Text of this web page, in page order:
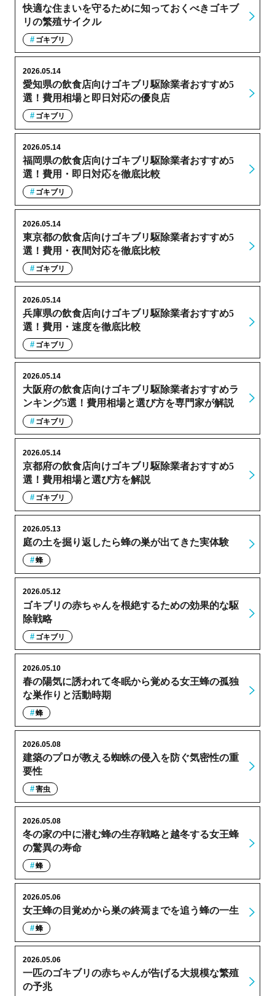
快適な住まいを守るために知っておくべきゴキブ
リの繁殖サイクル
ゴキブリ
愛知県の飲食店向けゴキブリ駆除業者おすすめ5
選！費用相場と即日対応の優良店
2026.05.14
ゴキブリ
福岡県の飲食店向けゴキブリ駆除業者おすすめ5
選！費用・即日対応を徹底比較
2026.05.14
ゴキブリ
東京都の飲食店向けゴキブリ駆除業者おすすめ5
選！費用・夜間対応を徹底比較
2026.05.14
ゴキブリ
兵庫県の飲食店向けゴキブリ駆除業者おすすめ5
選！費用・速度を徹底比較
2026.05.14
ゴキブリ
大阪府の飲食店向けゴキブリ駆除業者おすすめラ
ンキング5選！費用相場と選び方を専門家が解説
2026.05.14
ゴキブリ
京都府の飲食店向けゴキブリ駆除業者おすすめ5
選！費用相場と選び方を解説
2026.05.14
ゴキブリ
庭の土を掘り返したら蜂の巣が出てきた実体験
2026.05.13
蜂
ゴキブリの赤ちゃんを根絶するための効果的な駆
除戦略
2026.05.12
ゴキブリ
春の陽気に誘われて冬眠から覚める女王蜂の孤独
な巣作りと活動時期
2026.05.10
蜂
建築のプロが教える蜘蛛の侵入を防ぐ気密性の重
要性
2026.05.08
害虫
冬の家の中に潜む蜂の生存戦略と越冬する女王蜂
の驚異の寿命
2026.05.08
蜂
女王蜂の目覚めから巣の終焉までを追う蜂の一生
2026.05.06
蜂
一匹のゴキブリの赤ちゃんが告げる大規模な繁殖
の予兆
2026.05.06